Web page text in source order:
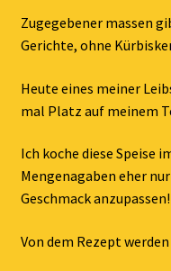
Zugegebener massen
Gerichte, ohne
Heute eines meiner
mal Platz auf meinem
Ich koche diese Speise
Mengenagaben eher
Geschmack anzupassen!
Von dem Rezept